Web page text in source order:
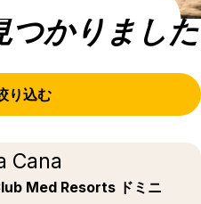
つかりました
り込む
Cana
Med Resorts ドミニ